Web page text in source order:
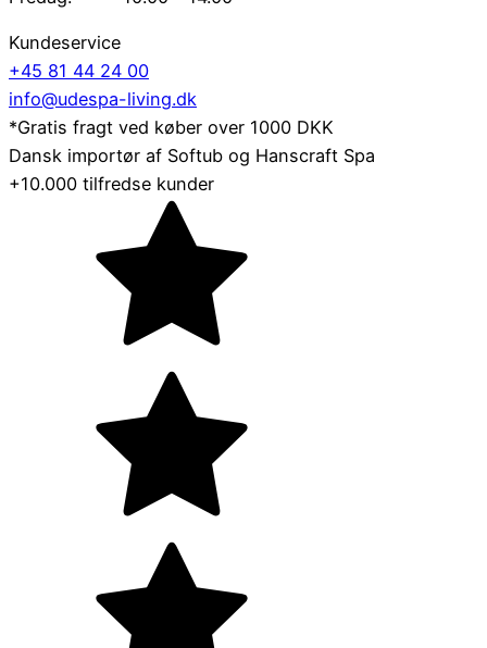
Kundeservice
+45 81 44 24 00
info@udespa-living.dk
*Gratis fragt ved køber over 1000 DKK
Dansk importør af Softub og Hanscraft Spa
+10.000 tilfredse kunder